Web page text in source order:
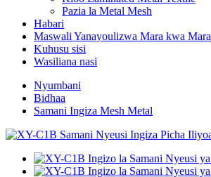
Pazia la Metal Mesh
Habari
Maswali Yanayoulizwa Mara kwa Mara
Kuhusu sisi
Wasiliana nasi
Nyumbani
Bidhaa
Samani Ingiza Mesh Metal